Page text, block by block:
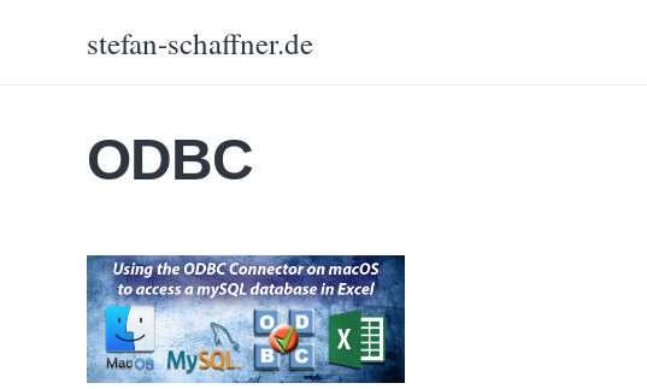
stefan-schaffner.de
ODBC